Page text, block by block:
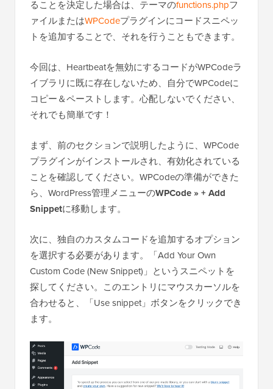
ることを決定した場合は、テーマのfunctions.phpフ
ァイルまたはWPCodeプラグインにコードスニペッ
トを追加することで、それを行うこともできます。
今回は、Heartbeatを無効にするコードがWPCodeラ
イブラリに既に存在しないため、自分でWPCodeに
コピー＆ペーストします。心配しないでください、
それでも簡単です！
まず、前のセクションで説明したように、WPCode
プラグインがインストールされ、有効化されている
ことを確認してください。WPCodeの準備ができた
ら、WordPress管理メニューのWPCode » + Add
Snippetに移動します。
次に、独自のカスタムコードを追加するオプション
を選択する必要があります。「Add Your Own
Custom Code (New Snippet)」というスニペットを
探してください。このエントリにマウスカーソルを
合わせると、「Use snippet」ボタンをクリックでき
ます。